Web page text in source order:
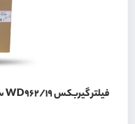
فیلتر گیربکس WD962/19 ساکورا HC2701